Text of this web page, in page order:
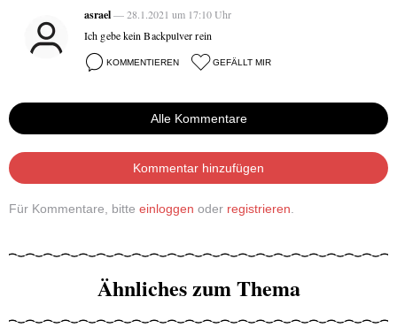
asrael— 28.1.2021 um 17:10 Uhr
Ich gebe kein Backpulver rein
KOMMENTIEREN GEFÄLLT MIR
Alle Kommentare
Kommentar hinzufügen
Für Kommentare, bitte einloggen oder registrieren
Ähnliches zum Thema